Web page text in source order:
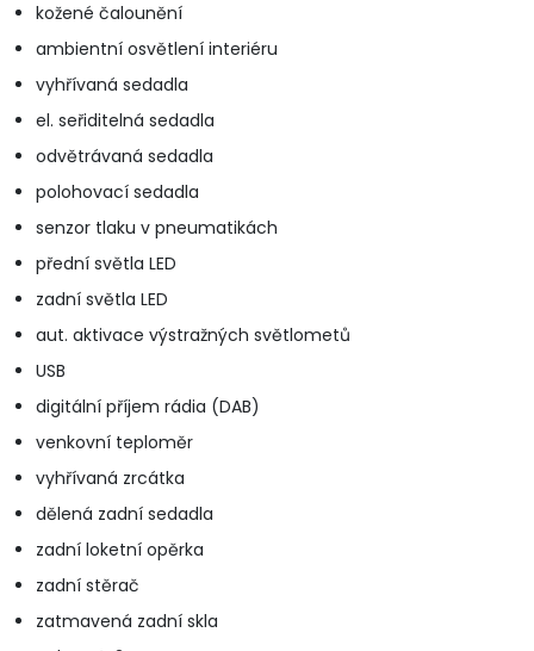
kožené čalounění
ambientní osvětlení interiéru
vyhřívaná sedadla
el. seřiditelná sedadla
odvětrávaná sedadla
polohovací sedadla
senzor tlaku v pneumatikách
přední světla LED
zadní světla LED
aut. aktivace výstražných světlometů
USB
digitální příjem rádia (DAB)
venkovní teploměr
vyhřívaná zrcátka
dělená zadní sedadla
zadní loketní opěrka
zadní stěrač
zatmavená zadní skla